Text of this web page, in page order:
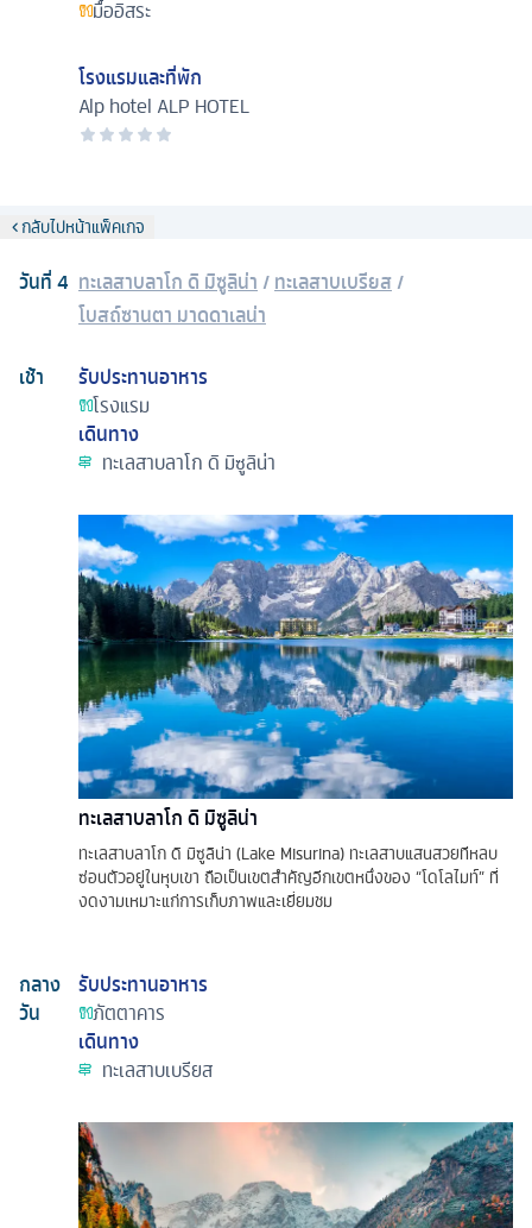
มื้ออิสระ
โรงแรมและที่พัก
Alp hotel ALP HOTEL
กลับไปหน้าแพ็คเกจ
วันที่4 ทะเลสาบลาโก ดิ มิซูลิน่า /ทะเลสาบเบรียส/
โบสถ์ซานตา มาดดาเลน่า
เช้า
รับประทานอาหาร
โรงแรม
เดินทาง
ทะเลสาบลาโก ดิ มิซูลิน่า
ทะเลสาบลาโก ดิ มิซูลิน่า
ทะเลสาบลาโก ดิ มิซูลิน่า (Lake Misurina) ทะเลสาบแสนสวยทีหลบ
ซ่อนตัวอยู่ในหุบเขา ถือเป็นเขตสำคัญอีกเขตหนึ่งของ “โดโลไมท์” ที่
งดงามเหมาะแก่การเก็บภาพและเยี่ยมชม
กลาง
วัน
รับประทานอาหาร
ภัตตาคาร
เดินทาง
ทะเลสาบเบรียส